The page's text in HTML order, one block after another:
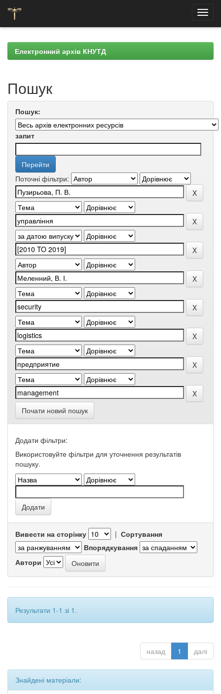
navigationЕлектронний архів КНУТД
Пошук
Пошук:
запит
Поточні фільтри:
Почати новий пошук
Додати фільтри:
Використовуйте фільтри для уточнення результатів
пошуку.
Вивести на сторінку | Сортування
Впорядкування
Автори
Результати 1-1 зі 1.
назад 1 далі
Знайдені матеріали: